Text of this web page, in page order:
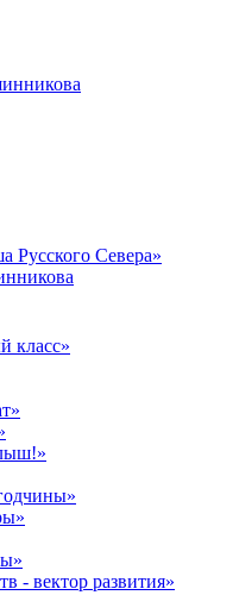
Русского Севера»
класс»
- вектор развития»